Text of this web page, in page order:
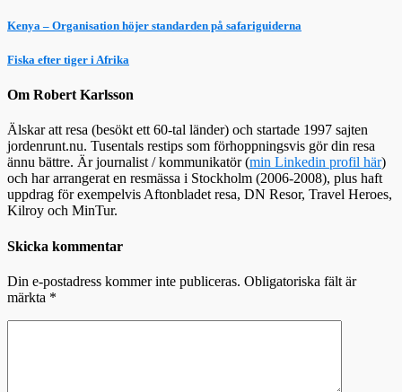
Kenya – Organisation höjer standarden på safariguiderna
Fiska efter tiger i Afrika
Om Robert Karlsson
Älskar att resa (besökt ett 60-tal länder) och startade 1997 sajten
jordenrunt.nu. Tusentals restips som förhoppningsvis gör din resa
ännu bättre. Är journalist / kommunikatör (min Linkedin profil här)
och har arrangerat en resmässa i Stockholm (2006-2008), plus haft
uppdrag för exempelvis Aftonbladet resa, DN Resor, Travel Heroes,
Kilroy och MinTur.
Skicka kommentar
Din e-postadress kommer inte publiceras. Obligatoriska fält är
märkta *